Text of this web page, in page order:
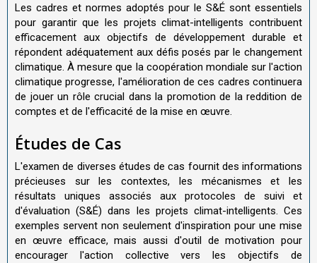
Les cadres et normes adoptés pour le S&É sont essentiels
pour garantir que les projets climat-intelligents contribuent
efficacement aux objectifs de développement durable et
répondent adéquatement aux défis posés par le changement
climatique. À mesure que la coopération mondiale sur l'action
climatique progresse, l'amélioration de ces cadres continuera
de jouer un rôle crucial dans la promotion de la reddition de
comptes et de l'efficacité de la mise en œuvre.
Études de Cas
L'examen de diverses études de cas fournit des informations
précieuses sur les contextes, les mécanismes et les
résultats uniques associés aux protocoles de suivi et
d'évaluation (S&É) dans les projets climat-intelligents. Ces
exemples servent non seulement d'inspiration pour une mise
en œuvre efficace, mais aussi d'outil de motivation pour
encourager l'action collective vers les objectifs de